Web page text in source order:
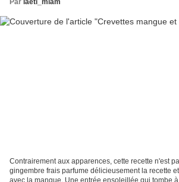
Par laeti_miam
Contrairement aux apparences, cette recette n'est
gingembre frais parfume délicieusement la recette
avec la mangue. Une entrée ensoleillée qui tombe